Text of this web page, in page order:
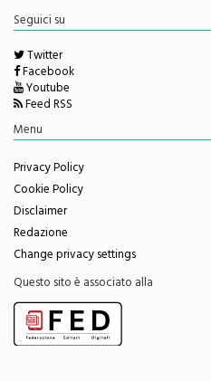
Seguici su
Twitter
Facebook
Youtube
Feed RSS
Menu
Privacy Policy
Cookie Policy
Disclaimer
Redazione
Change privacy settings
Questo sito è associato alla